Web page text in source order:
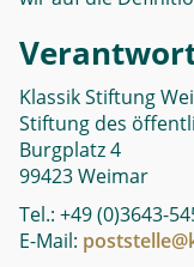
Klassik Stiftung
Stiftung des
Burgplatz 4
99423 Weimar
Tel.: +49 (0)3643-
E-Mail: